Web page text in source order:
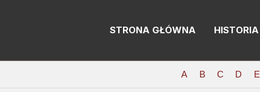
STRONA GŁÓWNA HISTORIA
A B C D E